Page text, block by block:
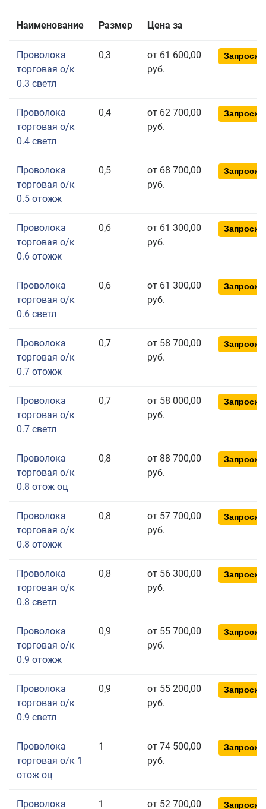
Наименование Размер Цена за
Проволока
торговая о/к
0.3 светл
0,3
от 61 600,00
руб.
Проволока
торговая о/к
0.4 светл
0,4
от 62 700,00
руб.
Проволока
торговая о/к
0.5 отожж
0,5
от 68 700,00
руб.
Проволока
торговая о/к
0.6 отожж
0,6
от 61 300,00
руб.
Проволока
торговая о/к
0.6 светл
0,6
от 61 300,00
руб.
Проволока
торговая о/к
0.7 отожж
0,7
от 58 700,00
руб.
Проволока
торговая о/к
0.7 светл
0,7
от 58 000,00
руб.
Проволока
торговая о/к
0.8 отож оц
0,8
от 88 700,00
руб.
Проволока
торговая о/к
0.8 отожж
0,8
от 57 700,00
руб.
Проволока
торговая о/к
0.8 светл
0,8
от 56 300,00
руб.
Проволока
торговая о/к
0.9 отожж
0,9
от 55 700,00
руб.
Проволока
торговая о/к
0.9 светл
0,9
от 55 200,00
руб.
Проволока
торговая о/к 1
отож оц
1
от 74 500,00
руб.
Проволока 1 от 52 700,00